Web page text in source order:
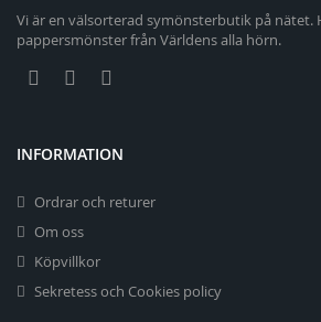
Vi är en välsorterad symönsterbutik på nätet.
pappersmönster från Världens alla hörn.
INFORMATION
Ordrar och returer
Om oss
Köpvillkor
Sekretess och Cookies policy